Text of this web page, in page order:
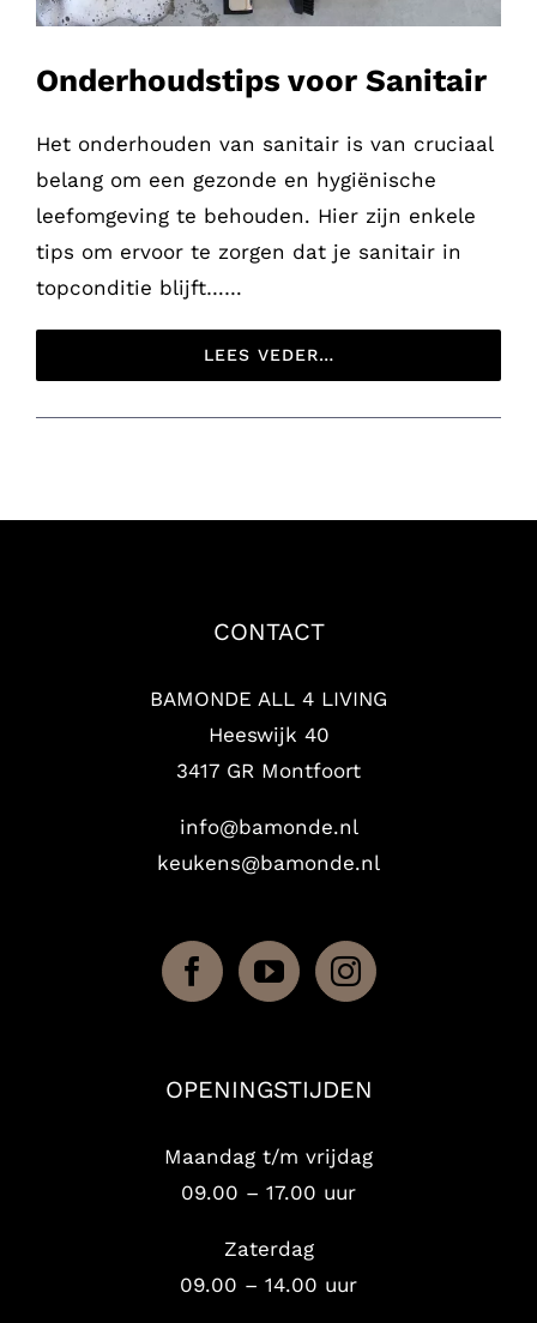
Onderhoudstips voor Sanitair
Het onderhouden van sanitair is van cruciaal
belang om een gezonde en hygiënische
leefomgeving te behouden. Hier zijn enkele
tips om ervoor te zorgen dat je sanitair in
topconditie blijft……
LEES VEDER…
CONTACT
BAMONDE ALL 4 LIVING
Heeswijk 40
3417 GR Montfoort
info@bamonde.nl
keukens@bamonde.nl
OPENINGSTIJDEN
Maandag t/m vrijdag
09.00 – 17.00 uur
Zaterdag
09.00 – 14.00 uur